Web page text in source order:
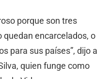
porque son tres
quedan encarcelados, o
para sus países”, dijo a
quien funge como